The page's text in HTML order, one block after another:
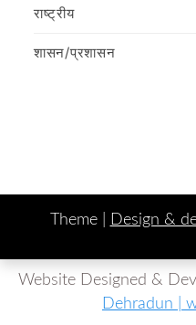
राष्ट्रीय
शासन/प्रशासन
Theme | Design &
Website Designed &
Dehradun |